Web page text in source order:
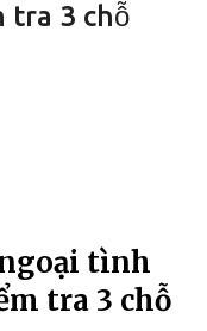
tra 3 chỗ
tình
tra 3 chỗ